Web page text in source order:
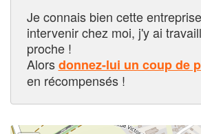
Je connais bien cette
intervenir chez moi, j'y ai
proche !
Alorsdonnez-lui un coup de
en récompensés !